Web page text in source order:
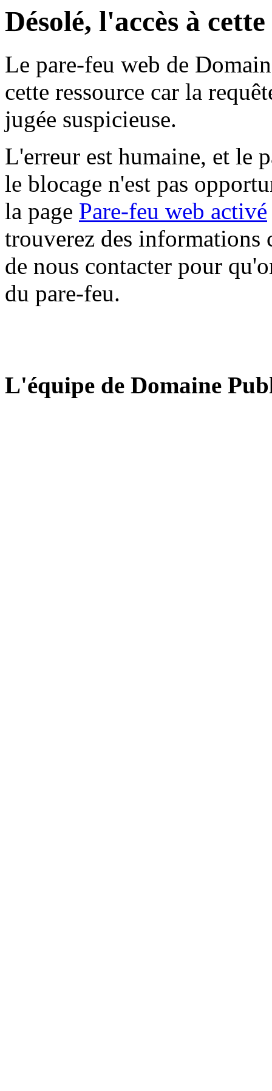
Désolé, l'accès à
Le pare-feu web de
cette ressource car la
jugée suspicieuse.
L'erreur est humaine, et le
le blocage n'est pas
la page Pare-feu web activé
trouverez des informations
de nous contacter pour
du pare-feu.
L'équipe de Domaine